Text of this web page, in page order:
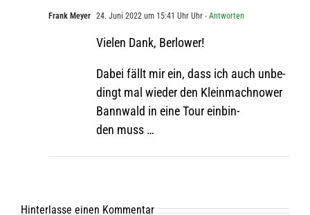
Frank Meyer 24. Juni 2022 um 15:41 Uhr Uhr - Antworten
Vie­len Dank, Berlower!
Dabei fällt mir ein, dass ich auch unbe­
dingt mal wie­der den Klein­mach­nower
Bann­wald in eine Tour ein­bin­
den muss …
Hinterlasse einen Kommentar